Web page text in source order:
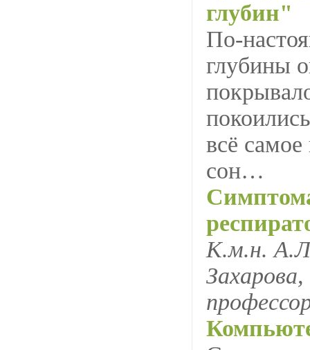
глубин"
По-
глубины
всё
сон…
К.м.н.